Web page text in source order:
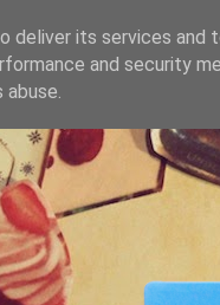
deliver its services and
and security